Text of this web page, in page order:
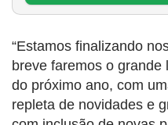
“Estamos finalizando
breve faremos o
do próximo ano, com
repleta de novidades e